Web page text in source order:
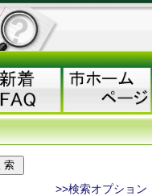
>>検索オプション